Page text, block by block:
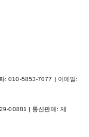
: 010-5853-7077 | 이메일:
00881 | 통신판매: 제